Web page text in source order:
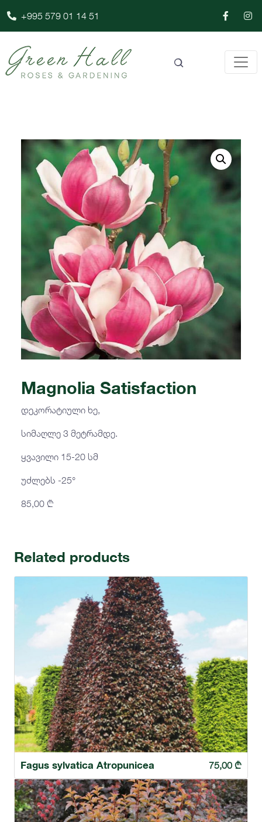
+995 579 01 14 51
Magnolia Satisfaction
დეკორატიული ხე,
სიმაღლე 3 მეტრამდე.
ყვავილი 15-20 სმ
უძლებს -25°
85,00 ₾
Related products
Fagus sylvatica Atropunicea 75,00 ₾